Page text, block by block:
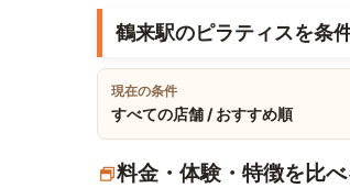
鶴来駅のピラティスを条
現在の条件
すべての店舗 / おすすめ順
料金・体験・特徴を比